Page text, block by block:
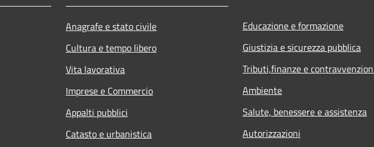
Anagrafe e stato civile
Cultura e tempo libero
Vita lavorativa
Imprese e Commercio
Appalti pubblici
Catasto e urbanistica
Educazione e formazione
Giustizia e sicurezza pubblica
Tributi,finanze e
Ambiente
Salute, benessere e assistenza
Autorizzazioni